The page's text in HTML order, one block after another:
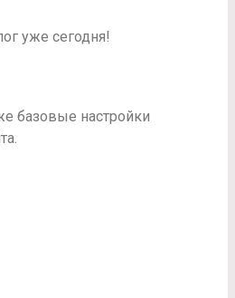
уже сегодня!
базовые настройки